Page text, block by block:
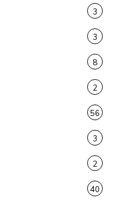
3
3
8
2
56
3
2
40